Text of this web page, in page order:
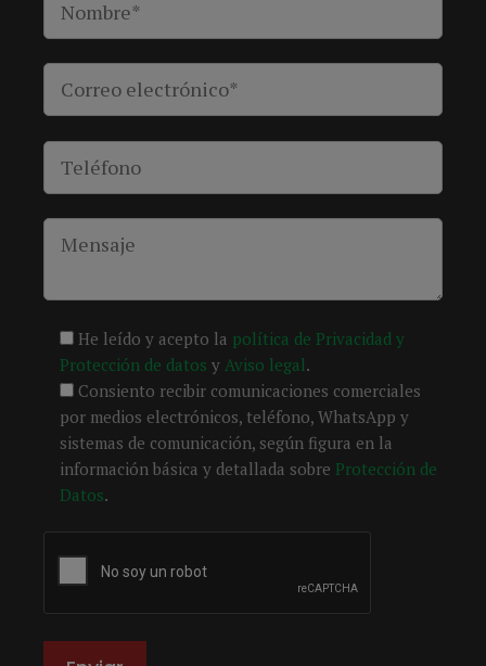
He leído y acepto la política de Privacidad y
Protección de datos y Aviso legal.
Consiento recibir comunicaciones comerciales
por medios electrónicos, teléfono, WhatsApp y
sistemas de comunicación, según figura en la
información básica y detallada sobre Protección de
Datos.